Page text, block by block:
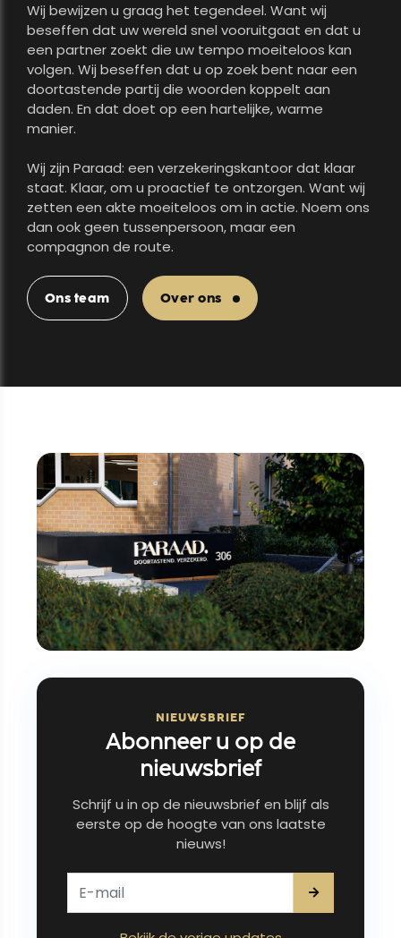
Wij bewijzen u graag het tegendeel. Want wij
beseffen dat uw wereld snel vooruitgaat en dat u
een partner zoekt die uw tempo moeiteloos kan
volgen. Wij beseffen dat u op zoek bent naar een
doortastende partij die woorden koppelt aan
daden. En dat doet op een hartelijke, warme
manier.
Wij zijn Paraad: een verzekeringskantoor dat klaar
staat. Klaar, om u proactief te ontzorgen. Want wij
zetten een akte moeiteloos om in actie. Noem ons
dan ook geen tussenpersoon, maar een
compagnon de route.
Ons team Over ons
NIEUWSBRIEF
Abonneer u op de
nieuwsbrief
Schrijf u in op de nieuwsbrief en blijf als
eerste op de hoogte van ons laatste
nieuws!